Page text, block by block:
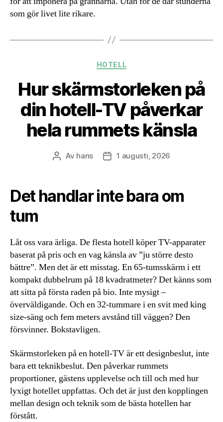
som gör livet lite rikare.
Kategorier
HOTELL
Hur skärmstorleken på
din hotell-TV påverkar
hela rummets känsla
Inläggsförfattare
Av hans Inläggsdatum
1 augusti, 2026
Det handlar inte bara om
tum
Låt oss vara ärliga. De flesta hotell köper TV-apparater
baserat på pris och en vag känsla av ”ju större desto
bättre”. Men det är ett misstag. En 65-tumsskärm i ett
kompakt dubbelrum på 18 kvadratmeter? Det känns som
att sitta på första raden på bio. Inte mysigt –
överväldigande. Och en 32-tummare i en svit med king
size-säng och fem meters avstånd till väggen? Den
försvinner. Bokstavligen.
Skärmstorleken på en hotell-TV är ett designbeslut, inte
bara ett teknikbeslut. Den påverkar rummets
proportioner, gästens upplevelse och till och med hur
lyxigt hotellet uppfattas. Och det är just den kopplingen
mellan design och teknik som de bästa hotellen har
förstått.